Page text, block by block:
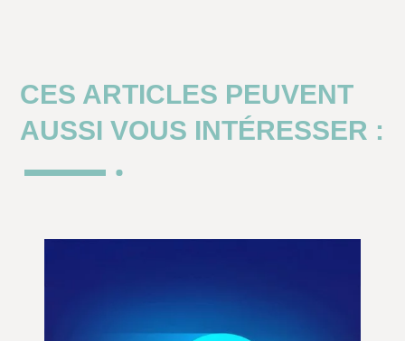
CES ARTICLES PEUVENT
AUSSI VOUS INTÉRESSER :